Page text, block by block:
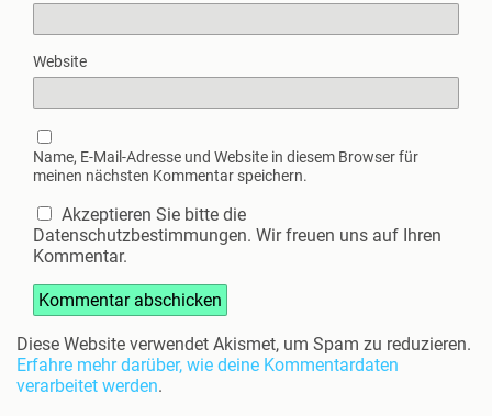
Website
Name, E-Mail-Adresse und Website in diesem Browser für
meinen nächsten Kommentar speichern.
Akzeptieren Sie bitte die
Datenschutzbestimmungen. Wir freuen uns auf Ihren
Kommentar.
Diese Website verwendet Akismet, um Spam zu reduzieren.
Erfahre mehr darüber, wie deine Kommentardaten
verarbeitet werden.